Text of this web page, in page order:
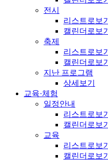
전시
리스트로보기
캘린더로보기
축제
리스트로보기
캘린더로보기
지난 프로그램
상세보기
교육·체험
일정안내
리스트로보기
캘린더로보기
교육
리스트로보기
캘린더로보기